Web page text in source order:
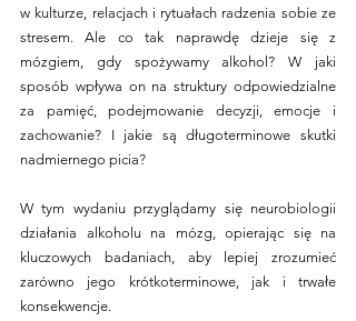
w kulturze, relacjach i rytuałach radzenia sobie ze
stresem. Ale co tak naprawdę dzieje się z
mózgiem, gdy spożywamy alkohol? W jaki
sposób wpływa on na struktury odpowiedzialne
za pamięć, podejmowanie decyzji, emocje i
zachowanie? I jakie są długoterminowe skutki
nadmiernego picia?
W tym wydaniu przyglądamy się neurobiologii
działania alkoholu na mózg, opierając się na
kluczowych badaniach, aby lepiej zrozumieć
zarówno jego krótkoterminowe, jak i trwałe
konsekwencje.